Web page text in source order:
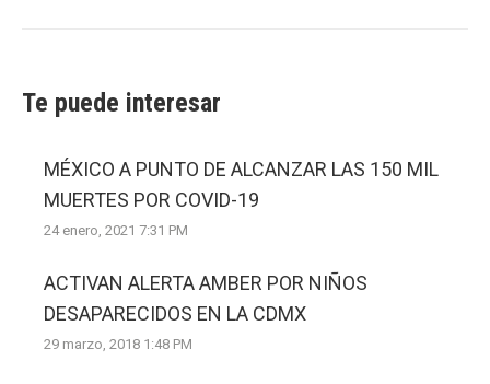
Te puede interesar
MÉXICO A PUNTO DE ALCANZAR LAS 150 MIL
MUERTES POR COVID-19
24 enero, 2021 7:31 PM
ACTIVAN ALERTA AMBER POR NIÑOS
DESAPARECIDOS EN LA CDMX
29 marzo, 2018 1:48 PM